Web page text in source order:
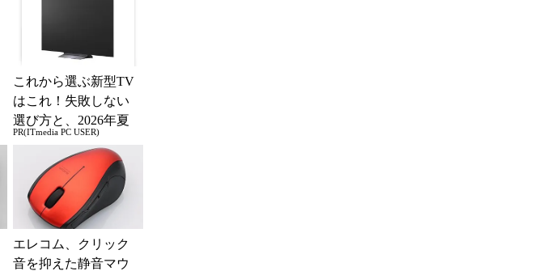
これから選ぶ新型TV
はこれ！失敗しない
選び方と、2026年夏
の一押しモデル
PR(ITmedia PC USER)
エレコム、クリック
音を抑えた静音マウ